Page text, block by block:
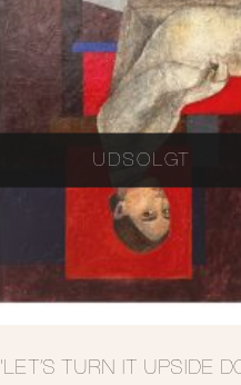
UDSOLGT
‘LET’S TURN IT UPSIDE